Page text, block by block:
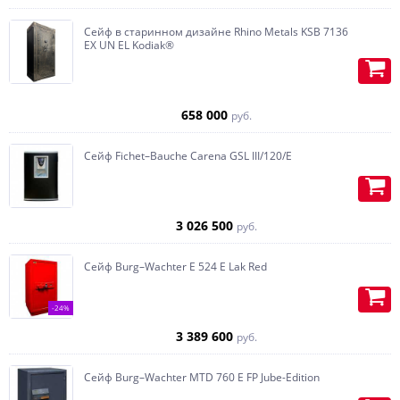
заказчика.
Учтем любые пожелания и по
максимуму воплотим их в
необходимости с подставкой под
приклад, изготавливаются из
по желанию, любая конфигурация.
Изготавливаем карманы (под
пистолет или бумаги) на
Сейф в старинном дизайне Rhino Metals KSB 7136
EX UN EL Kodiak®
658 000 руб.
Сейф Fichet–Bauche Carena GSL III/120/E
3 026 500 руб.
-24%
Сейф Burg–Wachter E 524 E Lak Red
3 389 600 руб.
Сейф Burg–Wachter MTD 760 E FP Jube-Edition